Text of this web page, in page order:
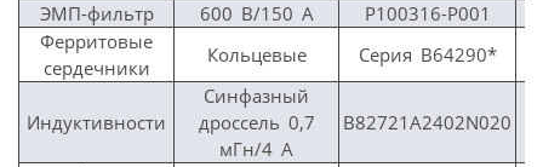
ЭМП-фильтр
600 В/150 A
P100316-P001
Ферритовые
сердечники
Кольцевые Серия B64290*
Индуктивности
Синфазный
дроссель 0,7
мГн/4 A
B82721A2402N020